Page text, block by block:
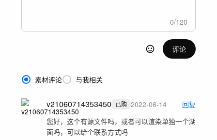
0/120
评论
素材评论 与我相关
v21060714353450 已购 2022-06-14
回复
您好，这个有源文件吗，或者可以渲染单独一个湖
面吗，可以给个联系方式吗